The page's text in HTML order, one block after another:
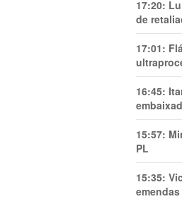
17:20:
de
17:01:
16:45:
15:57:
PL
15:35: